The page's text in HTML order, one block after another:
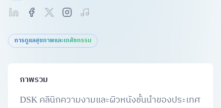
การดูแลสุขภาพและเภสัชกรรม
ภาพรวม
DSK คลินิกความงามและผิวหนังชั้นนำของประเทศ